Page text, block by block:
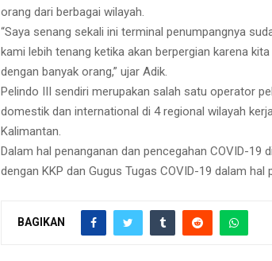
orang dari berbagai wilayah.
“Saya senang sekali ini terminal penumpangnya
kami lebih tenang ketika akan berpergian karena
dengan banyak orang,” ujar Adik.
Pelindo III sendiri merupakan salah satu operator
domestik dan international di 4 regional wilayah
Kalimantan.
Dalam hal penanganan dan pencegahan COVID-19
dengan KKP dan Gugus Tugas COVID-19 dalam
BAGIKAN